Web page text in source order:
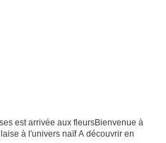
est arrivée aux fleursBienvenue à
à l'univers naïf A découvrir en